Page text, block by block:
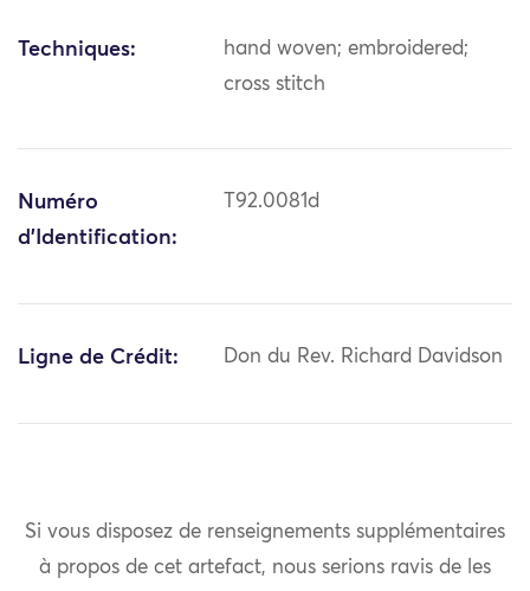
Techniques:
hand woven; embroidered;
cross stitch
Numéro
d'Identification:
T92.0081d
Ligne de Crédit: Don du Rev. Richard Davidson
Si vous disposez de renseignements supplémentaires
à propos de cet artefact, nous serions ravis de les